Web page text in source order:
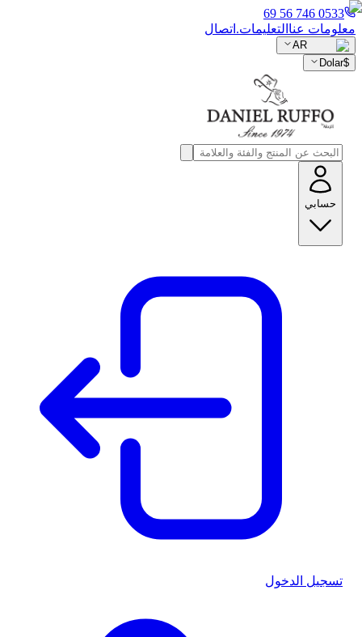
0533 746 56 69
معلومات عنا التعليمات. اتصال
AR
$
Dolar
حسابي
تسجيل الدخول